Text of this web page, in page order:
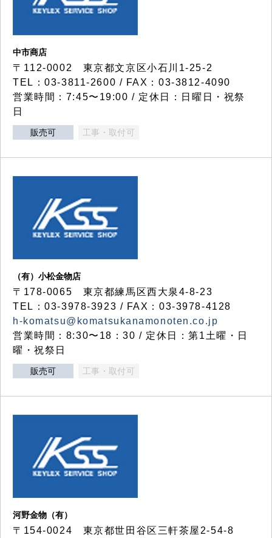
中市商店
〒112-0002 東京都文京区小石川1-25-2
TEL：03-3811-2600 / FAX：03-3812-4090
営業時間：7:45〜19:00 / 定休日：日曜日・祝祭
日
販売可 工事・取付可
（有）小松金物店
〒178-0065 東京都練馬区西大泉4-8-23
TEL：03-3978-3923 / FAX：03-3978-4128
h-komatsu@komatsukanamonoten.co.jp
営業時間：8:30〜18：30 / 定休日：第1土曜・日
曜・祝祭日
販売可 工事・取付可
河野金物（有）
〒154-0024 東京都世田谷区三軒茶屋2-54-8